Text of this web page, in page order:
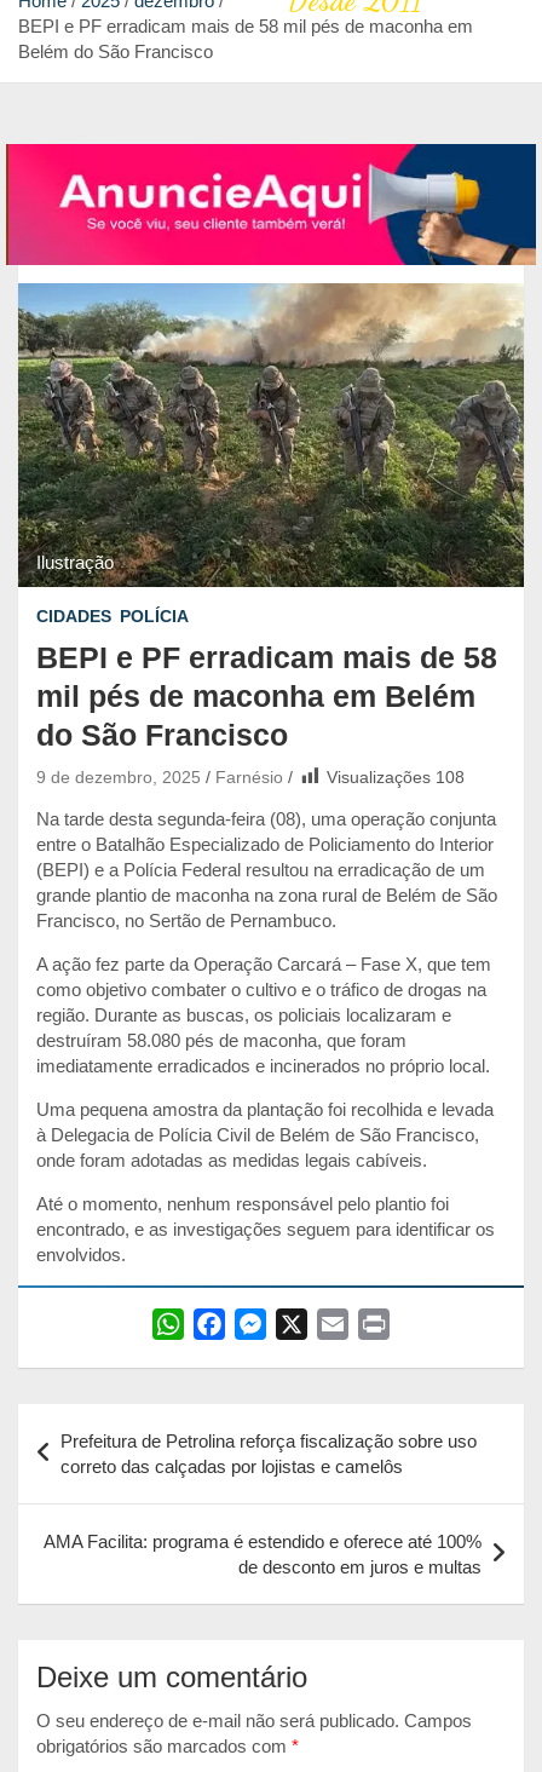
BEPI e PF erradicam mais de 58 mil pés de maconha em
Belém do São Francisco
Ilustração
CIDADES POLÍCIA
BEPI e PF erradicam mais de 58
mil pés de maconha em Belém
do São Francisco
9 de dezembro, 2025 Farnésio Visualizações 108
Na tarde desta segunda-feira (08), uma operação conjunta
entre o Batalhão Especializado de Policiamento do Interior
(BEPI) e a Polícia Federal resultou na erradicação de um
grande plantio de maconha na zona rural de Belém de São
Francisco, no Sertão de Pernambuco.
A ação fez parte da Operação Carcará – Fase X, que tem
como objetivo combater o cultivo e o tráfico de drogas na
região. Durante as buscas, os policiais localizaram e
destruíram 58.080 pés de maconha, que foram
imediatamente erradicados e incinerados no próprio local.
Uma pequena amostra da plantação foi recolhida e levada
à Delegacia de Polícia Civil de Belém de São Francisco,
onde foram adotadas as medidas legais cabíveis.
Até o momento, nenhum responsável pelo plantio foi
encontrado, e as investigações seguem para identificar os
envolvidos.
W
s
A
p
b
o
k
e
n
e
r
l
t
de
Post
Prefeitura de Petrolina reforça fiscalização sobre uso
correto das calçadas por lojistas e camelôs
AMA Facilita: programa é estendido e oferece até 100%
de desconto em juros e multas
Deixe um comentário
O seu endereço de e-mail não será publicado. Campos
obrigatórios são marcados com *